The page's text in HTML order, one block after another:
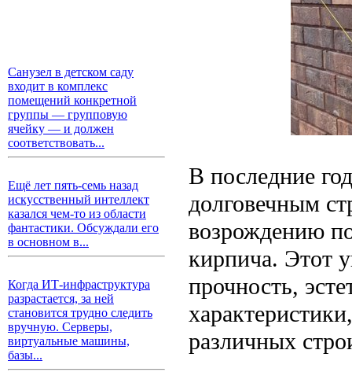
Санузел в детском саду
входит в комплекс
помещений конкретной
группы — групповую
ячейку — и должен
соответствовать...
Ещё лет пять-семь назад
искусственный интеллект
казался чем-то из области
фантастики. Обсуждали его
в основном в...
Когда ИТ-инфраструктура
разрастается, за ней
становится трудно следить
вручную. Серверы,
виртуальные машины,
базы...
В последние
долговечным
возрождению
кирпича. Этот
прочность,
различных